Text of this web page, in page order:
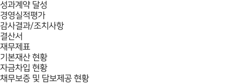
성과계약 달성
경영실적평가
감사결과/조치사항
결산서
재무제표
기본재산 현황
자금차입 현황
채무보증 및 담보제공 현황